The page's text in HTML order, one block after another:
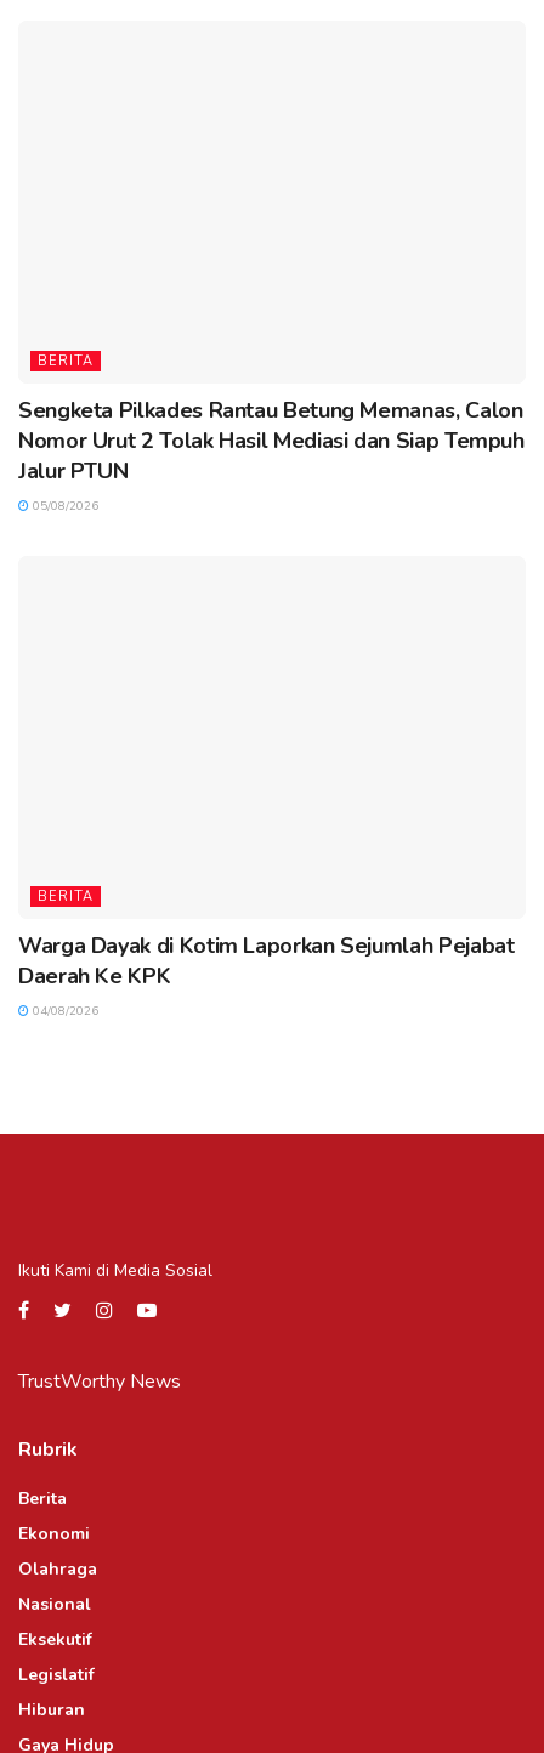
BERITA
Sengketa Pilkades Rantau Betung Memanas, Calon
Nomor Urut 2 Tolak Hasil Mediasi dan Siap Tempuh
Jalur PTUN
05/08/2026
BERITA
Warga Dayak di Kotim Laporkan Sejumlah Pejabat
Daerah Ke KPK
04/08/2026
Ikuti Kami di Media Sosial
TrustWorthy News
Rubrik
Berita
Ekonomi
Olahraga
Nasional
Eksekutif
Legislatif
Hiburan
Gaya Hidup